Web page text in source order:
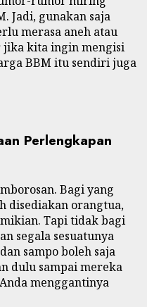
Jadi, gunakan saja
merasa aneh atau
jika kita ingin mengisi
BBM itu sendiri juga
Perlengkapan
Bagi yang
disediakan orangtua,
Tapi tidak bagi
segala sesuatunya
sampo boleh saja
dulu sampai mereka
menggantinya